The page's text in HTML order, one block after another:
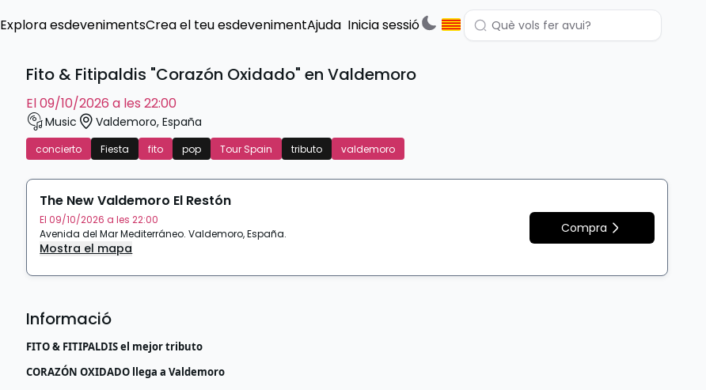
Explora esdevenimentsCrea el teu esdevenimentAjuda Inicia sessió
Fito & Fitipaldis "Corazón Oxidado" en Valdemoro
el 09/10/2026 a les 22:00
Music Valdemoro, España
concierto Fiesta fito pop Tour Spain tributo valdemoro
The New Valdemoro El Restón
El 09/10/2026 a les 22:00
Avenida del Mar Mediterráneo.Valdemoro,España.
Mostra el mapa
Compra
Informació
FITO & FITIPALDIS el mejor tributo
CORAZÓN OXIDADO llega a Valdemoro